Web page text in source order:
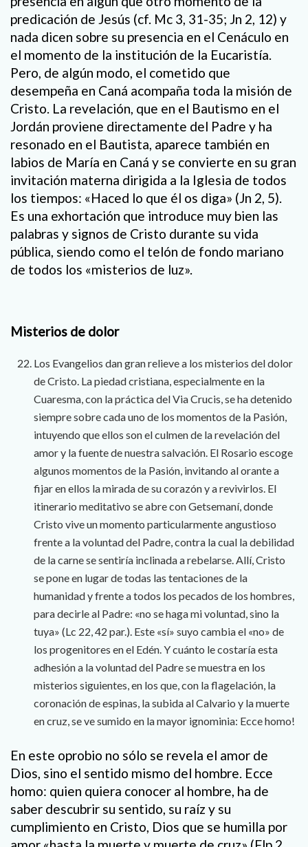
predicación de Jesús (cf. Mc 3, 31-35; Jn 2, 12) y
nada dicen sobre su presencia en el Cenáculo en
el momento de la institución de la Eucaristía.
Pero, de algún modo, el cometido que
desempeña en Caná acompaña toda la misión de
Cristo. La revelación, que en el Bautismo en el
Jordán proviene directamente del Padre y ha
resonado en el Bautista, aparece también en
labios de María en Caná y se convierte en su gran
invitación materna dirigida a la Iglesia de todos
los tiempos: «Haced lo que él os diga» (Jn 2, 5).
Es una exhortación que introduce muy bien las
palabras y signos de Cristo durante su vida
pública, siendo como el telón de fondo mariano
de todos los «misterios de luz».
Misterios de dolor
Los Evangelios dan gran relieve a los misterios del dolor
de Cristo. La piedad cristiana, especialmente en la
Cuaresma, con la práctica del Via Crucis, se ha detenido
siempre sobre cada uno de los momentos de la Pasión,
intuyendo que ellos son el culmen de la revelación del
amor y la fuente de nuestra salvación. El Rosario escoge
algunos momentos de la Pasión, invitando al orante a
fijar en ellos la mirada de su corazón y a revivirlos. El
itinerario meditativo se abre con Getsemaní, donde
Cristo vive un momento particularmente angustioso
frente a la voluntad del Padre, contra la cual la debilidad
de la carne se sentiría inclinada a rebelarse. Allí, Cristo
se pone en lugar de todas las tentaciones de la
humanidad y frente a todos los pecados de los hombres,
para decirle al Padre: «no se haga mi voluntad, sino la
tuya» (Lc 22, 42 par.). Este «sí» suyo cambia el «no» de
los progenitores en el Edén. Y cuánto le costaría esta
adhesión a la voluntad del Padre se muestra en los
misterios siguientes, en los que, con la flagelación, la
coronación de espinas, la subida al Calvario y la muerte
en cruz, se ve sumido en la mayor ignominia: Ecce homo!
En este oprobio no sólo se revela el amor de
Dios, sino el sentido mismo del hombre. Ecce
homo: quien quiera conocer al hombre, ha de
saber descubrir su sentido, su raíz y su
cumplimiento en Cristo, Dios que se humilla por